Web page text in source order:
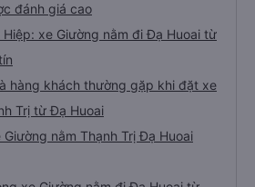
đánh giá cao
Hiệp: xe Giường nằm đi Đạ Huoai từ
hàng khách thường gặp khi đặt xe
Trị từ Đạ Huoai
nằm Thạnh Trị Đạ Huoai